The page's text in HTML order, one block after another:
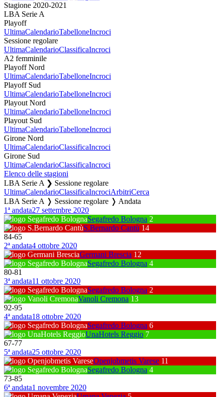
Stagione 2020-2021
LBA Serie A
Playoff
UltimaCalendarioTabelloneIncroci
Sessione regolare
UltimaCalendarioClassificaIncroci
A2 femminile
Playoff Nord
UltimaCalendarioTabelloneIncroci
Playoff Sud
UltimaCalendarioTabelloneIncroci
Playout Nord
UltimaCalendarioTabelloneIncroci
Playout Sud
UltimaCalendarioTabelloneIncroci
Girone Nord
UltimaCalendarioClassificaIncroci
Girone Sud
UltimaCalendarioClassificaIncroci
Elenco delle stagioni
LBA Serie A ❯ Sessione regolare
UltimaCalendarioClassificaIncrociArbitriCerca
LBA Serie A ❭ Sessione regolare ❭ Andata
1ª andata27 settembre 2020
Segafredo Bologna 2
S.Bernardo Cantù 14
84-65
2ª andata4 ottobre 2020
Germani Brescia 12
Segafredo Bologna 4
80-81
3ª andata11 ottobre 2020
Segafredo Bologna 2
Vanoli Cremona 13
92-95
4ª andata18 ottobre 2020
Segafredo Bologna 6
UnaHotels Reggio 7
67-77
5ª andata25 ottobre 2020
Openjobmetis Varese 11
Segafredo Bologna 4
73-85
6ª andata1 novembre 2020